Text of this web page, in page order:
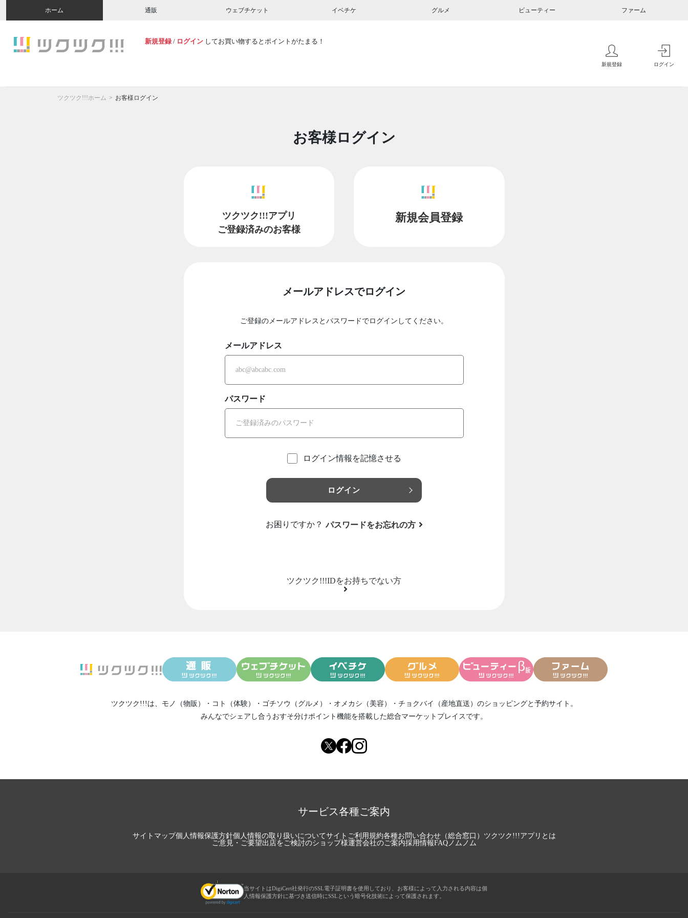
ホーム 通販 ウェブチケット イベチケ グルメ ビューティー ファーム
新規登録 / ログイン してお買い物するとポイントがたまる！
新規登録 ログイン
ツクツク!!!ホーム お客様ログイン
お客様ログイン
ツクツク!!!アプリ
ご登録済みのお客様
新規会員登録
メールアドレスでログイン
ご登録のメールアドレスとパスワードでログインしてください。
メールアドレス
パスワード
ログイン情報を記憶させる
ログイン
お困りですか？ パスワードをお忘れの方
ツクツク!!!IDをお持ちでない方
ツクツク!!!は、 モノ（物販） ・ コト（体験） ・ ゴチソウ（グルメ） ・ オメカシ（美容） ・ チョクバイ（産地直送） のショッピングと予約サイト。
みんなでシェアし合う おすそ分けポイント機能を搭載した総合マーケットプレイスです。
サービス各種ご案内
サイトマップ個人情報保護方針個人情報の取り扱いについてサイトご利用規約各種お問い合わせ（総合窓口） ツクツク!!!アプリとは
ご意見・ご要望出店をご検討のショップ様運営会社のご案内採用情報FAQノムノム
当サイトはDigiCert社発行のSSL電子証明書を使用しており、お客様によって入力される内容は個
人情報保護方針に基づき送信時にSSLという暗号化技術によって保護されます。